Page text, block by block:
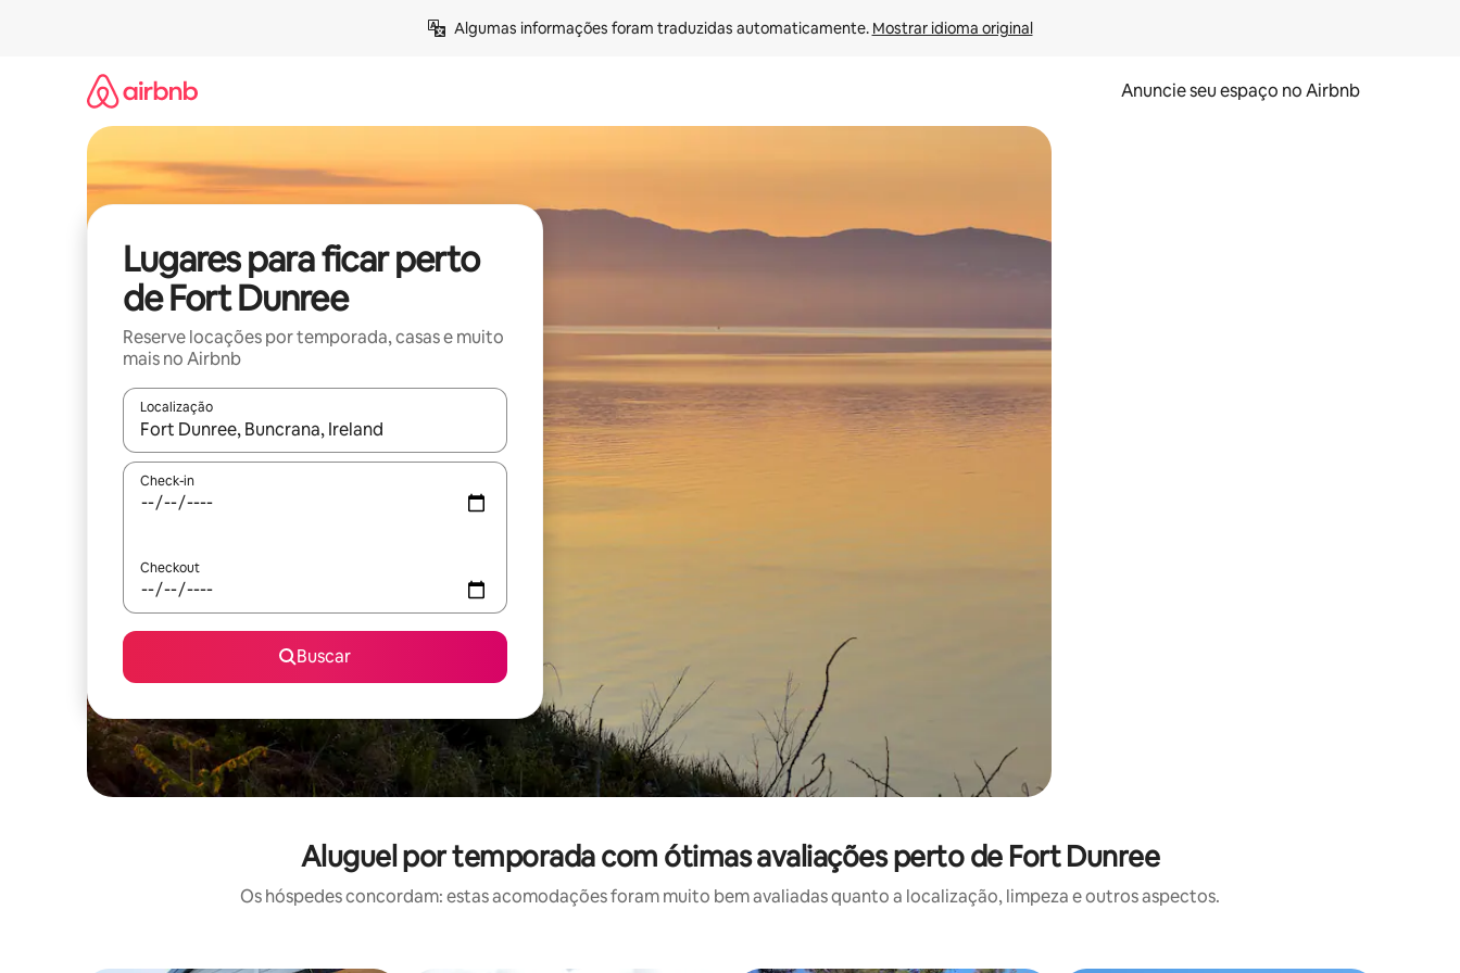
Algumas informações foram traduzidas automaticamente. Mostrar idioma original
Anuncie seu espaço no Airbnb
Lugares para ficar perto
de Fort Dunree
Reserve locações por temporada, casas e muito
mais no Airbnb
Localização
Quando os resultados estiverem disponíveis, explore-os usando as seta para cima e para baixo do teclado ou tocando e deslizando o dedo na tela.
Check-in
Checkout
Buscar
Aluguel por temporada com ótimas avaliações perto de Fort Dunree
Os hóspedes concordam: estas acomodações foram muito bem avaliadas quanto a localização, limpeza e outros aspectos.